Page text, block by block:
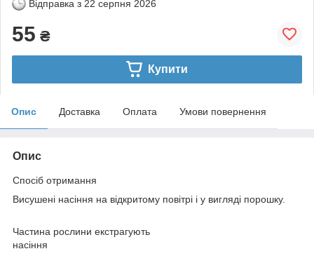
Відправка з 22 серпня 2026
55 ₴
Купити
Опис Доставка Оплата Умови повернення
Опис
Спосіб отримання
Висушені насіння на відкритому повітрі і у вигляді порошку.
Частина рослини екстрагують
насіння